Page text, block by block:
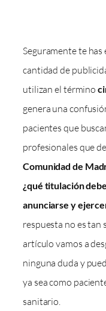
Seguramente te
cantidad de
utilizan el término
genera una
pacientes que
profesionales que
Comunidad de
¿qué titulación
anunciarse y
respuesta no es tan
artículo vamos a
ninguna duda y
ya sea como
sanitario.